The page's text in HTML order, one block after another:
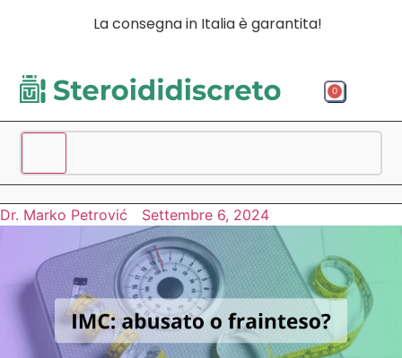
La consegna in Italia è garantita!
0
Dr. Marko Petrović Settembre 6, 2024